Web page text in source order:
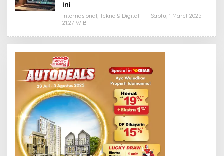
Ini
Internasional, Tekno & Digital
Sabtu, 1 Maret 2025 |
21:27 WIB
E
H
H
D
R
E
W
S
L
N
K